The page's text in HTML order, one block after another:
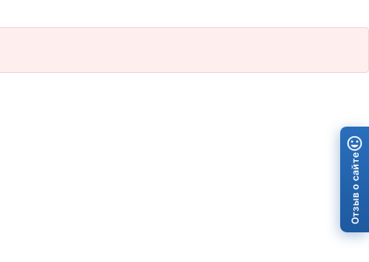
Отзыв о сайте